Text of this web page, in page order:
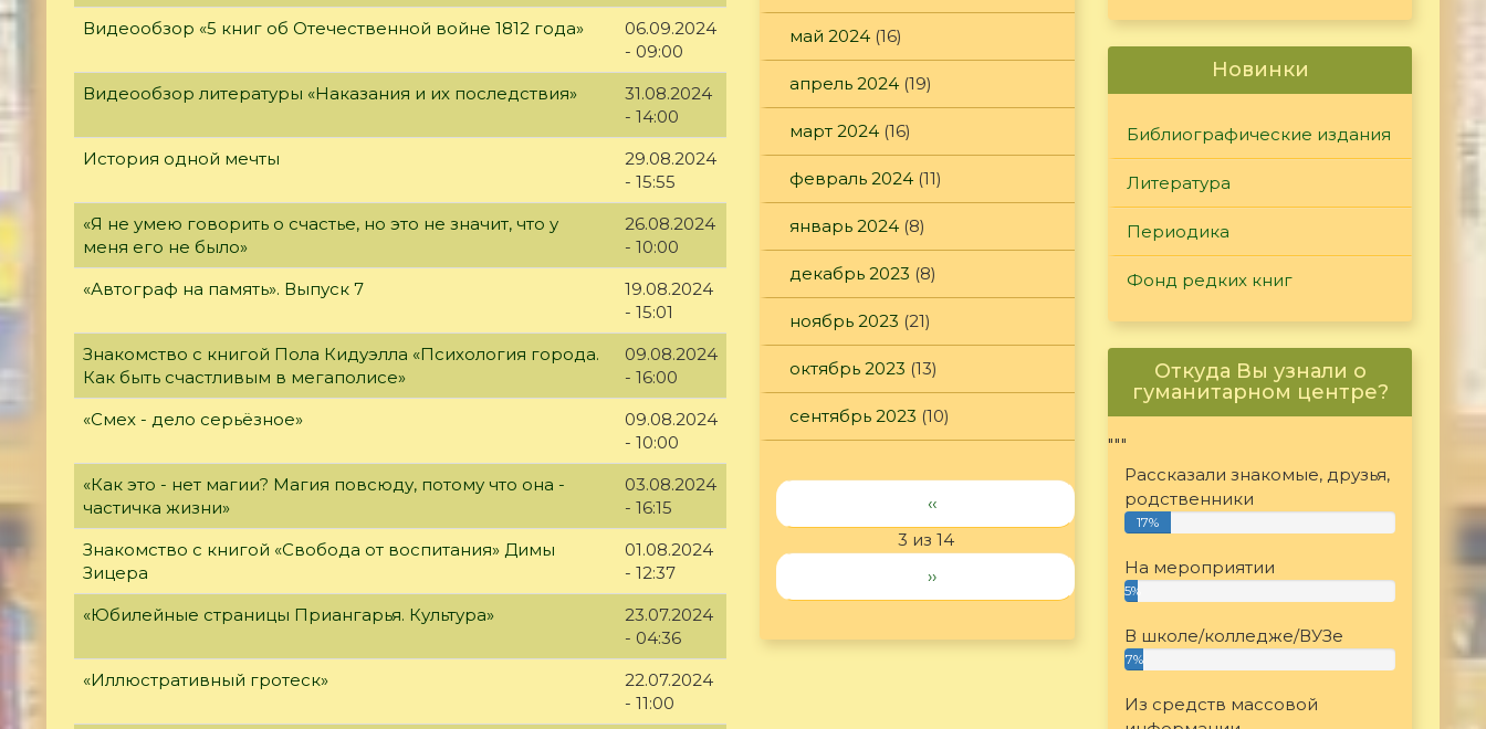
Видеообзор «5 книг об Отечественной войне 1812 года»
06.09.2024
- 09:00
Видеообзор литературы «Наказания и их последствия»
31.08.2024
- 14:00
История одной мечты
29.08.2024
- 15:55
«Я не умею говорить о счастье, но это не значит, что у
меня его не было»
26.08.2024
- 10:00
«Автограф на память». Выпуск 7
19.08.2024
- 15:01
Знакомство с книгой Пола Кидуэлла «Психология города.
Как быть счастливым в мегаполисе»
09.08.2024
- 16:00
«Смех - дело серьёзное»
09.08.2024
- 10:00
«Как это - нет магии? Магия повсюду, потому что она -
частичка жизни»
03.08.2024
- 16:15
Знакомство с книгой «Свобода от воспитания» Димы
Зицера
01.08.2024
- 12:37
«Юбилейные страницы Приангарья. Культура»
23.07.2024
- 04:36
«Иллюстративный гротеск»
22.07.2024
- 11:00
май 2024 (16)
апрель 2024 (19)
март 2024 (16)
февраль 2024 (11)
январь 2024 (8)
декабрь 2023 (8)
ноябрь 2023 (21)
октябрь 2023 (13)
сентябрь 2023 (10)
‹‹
3 из 14
››
Новинки
Библиографические издания
Литература
Периодика
Фонд редких книг
Откуда Вы узнали о
гуманитарном центре?
"""
Рассказали знакомые, друзья,
родственники
17%
На мероприятии
5%
В школе/колледже/ВУЗе
7%
Из средств массовой